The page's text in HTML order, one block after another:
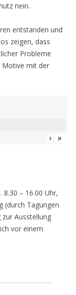
nein.
entstanden und
zeigen, dass
Probleme
Motive mit der
› »
8.30 – 16.00 Uhr,
(durch Tagungen
Ausstellung
vor einem